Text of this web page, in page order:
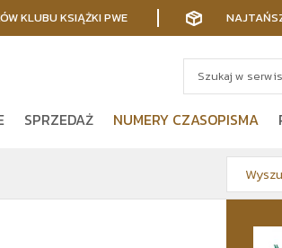
KLUBU KSIĄŻKI PWE
SPRZEDAŻ NUMERY CZASOPISMA